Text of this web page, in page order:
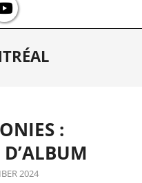
:
2024